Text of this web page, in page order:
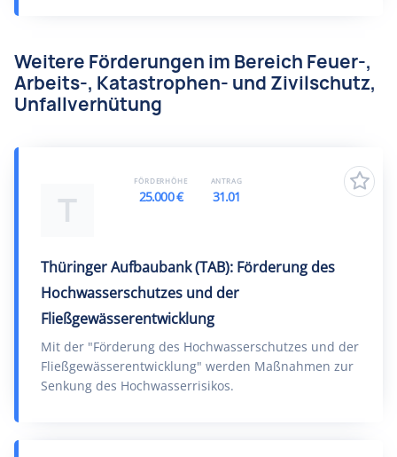
Weitere Förderungen im Bereich Feuer-,
Arbeits-, Katastrophen- und Zivilschutz,
Unfallverhütung
T
Thüringer Aufbaubank (TAB): Förderung des
Hochwasserschutzes und der
Fließgewässerentwicklung
Mit der "Förderung des Hochwasserschutzes und der
Fließgewässerentwicklung" werden Maßnahmen zur
Senkung des Hochwasserrisikos.
FÖRDERHÖHE
25.000 €
ANTRAG
31.01